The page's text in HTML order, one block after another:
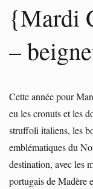
{Mardi
–
Cette année pour
eu les cronuts et les
struffoli italiens, les
emblématiques du
destination, avec les
portugais de Madère